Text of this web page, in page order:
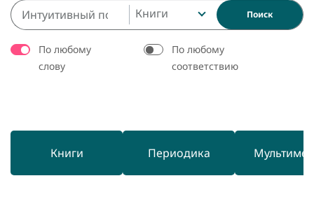
Книги Поиск
По любому
слову
По любому
соответствию
Книги Периодика